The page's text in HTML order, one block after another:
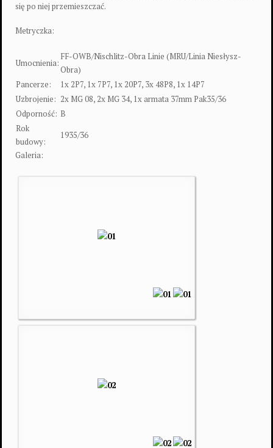
się po niej przemieszczać.
Metryczka:
Umocnienia:
FF-OWB/Nischlitz-Obra Linie (MRU/Linia Niesłysz-
Obra)
Pancerze:
1x 2P7, 1x 7P7, 1x 20P7, 3x 48P8, 1x 14P7
Uzbrojenie: 2x MG 08, 2x MG 34, 1x armata 37mm Pak35/36
Odporność: B
Rok
budowy:
1935/36
Galeria: